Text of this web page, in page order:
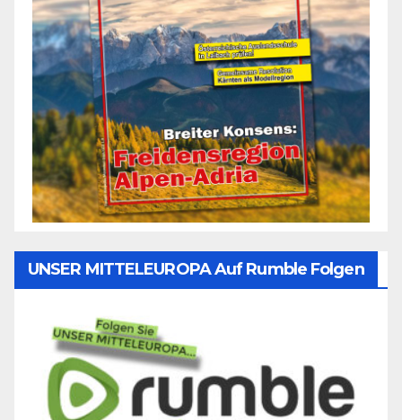
UNSER MITTELEUROPA Auf Rumble Folgen